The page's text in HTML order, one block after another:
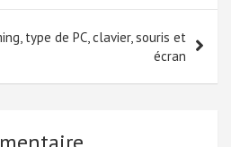
type de PC, clavier, souris et
écran